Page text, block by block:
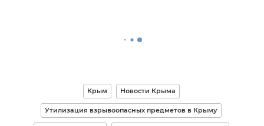
Крым Новости Крыма
Утилизация взрывоопасных предметов в Крыму